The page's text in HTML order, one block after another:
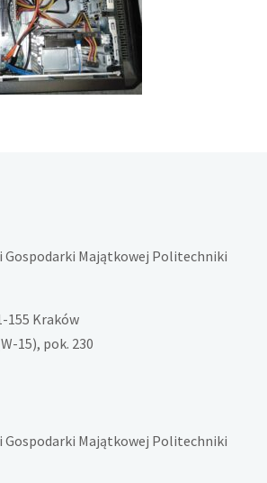
Gospodarki Majątkowej Politechniki
155 Kraków
15), pok. 230
Gospodarki Majątkowej Politechniki